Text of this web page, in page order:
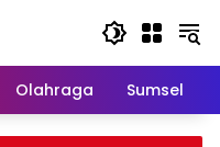
Olahraga Sumsel